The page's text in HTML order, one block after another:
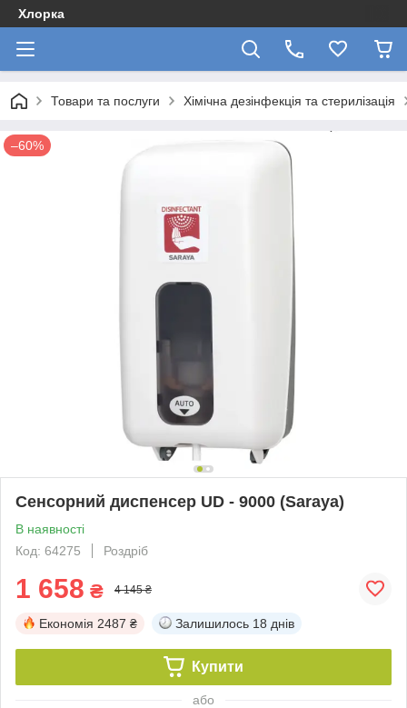
Хлорка
Товари та послуги Хімічна дезінфекція та стерилізація
–60%
Сенсорний диспенсер UD - 9000 (Saraya)
В наявності
Код: 64275
Роздріб
1 658 ₴ 4 145 ₴
Економія 2487 ₴ Залишилось 18 днів
Купити
або